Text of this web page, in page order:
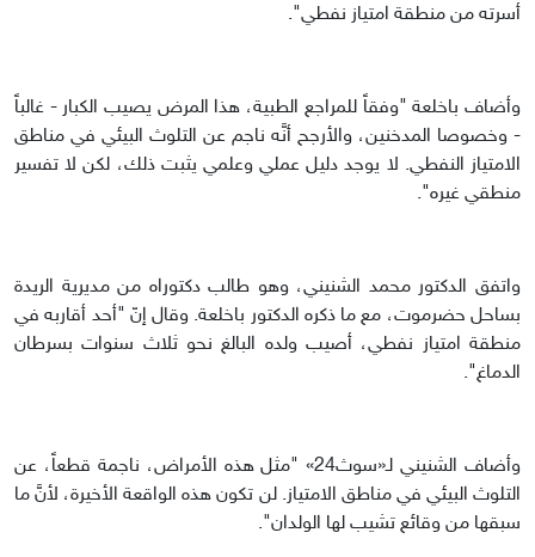
أسرته من منطقة امتياز نفطي".
وأضاف باخلعة "وفقاً للمراجع الطبية، هذا المرض يصيب الكبار - غالباً
- وخصوصا المدخنين، والأرجح أنَّه ناجم عن التلوث البيئي في مناطق
الامتياز النفطي. لا يوجد دليل عملي وعلمي يثبت ذلك، لكن لا تفسير
منطقي غيره".
واتفق الدكتور محمد الشنيني، وهو طالب دكتوراه من مديرية الريدة
بساحل حضرموت، مع ما ذكره الدكتور باخلعة. وقال إنّ "أحد أقاربه في
منطقة امتياز نفطي، أصيب ولده البالغ نحو ثلاث سنوات بسرطان
الدماغ".
وأضاف الشنيني لـ«سوث24» "مثل هذه الأمراض، ناجمة قطعاً، عن
التلوث البيئي في مناطق الامتياز. لن تكون هذه الواقعة الأخيرة، لأنَّ ما
سبقها من وقائع تشيب لها الولدان".